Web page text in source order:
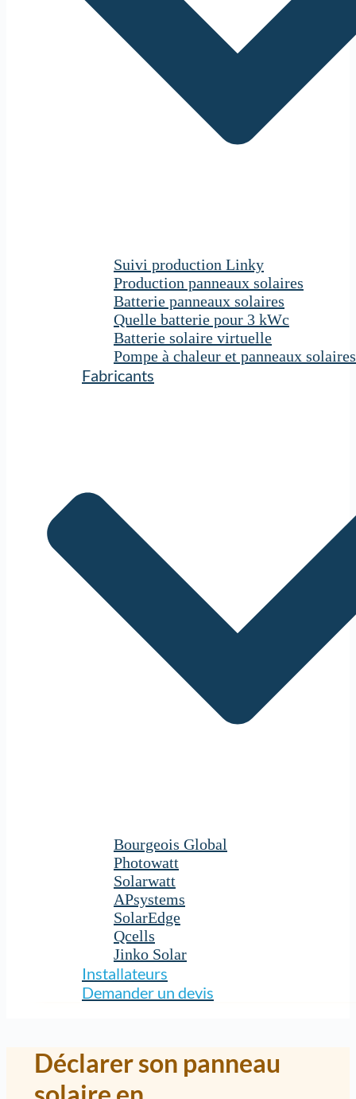
Suivi production Linky
Production panneaux solaires
Batterie panneaux solaires
Quelle batterie pour 3 kWc
Batterie solaire virtuelle
Pompe à chaleur et panneaux solaires
Fabricants
Bourgeois Global
Photowatt
Solarwatt
APsystems
SolarEdge
Qcells
Jinko Solar
Installateurs
Demander un devis
Déclarer son panneau